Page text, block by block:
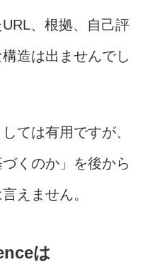
、根拠、自己評
造は出ませんでし
ては有用ですが、
くのか」を後から
えません。
は